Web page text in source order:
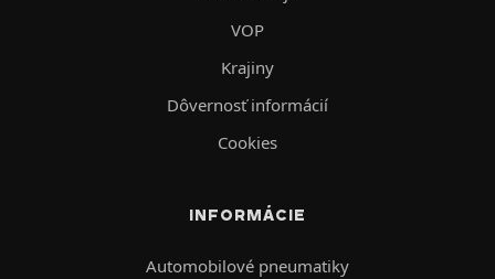
VOP
Krajiny
Dôvernosť informácií
Cookies
INFORMÁCIE
Automobilové pneumatiky